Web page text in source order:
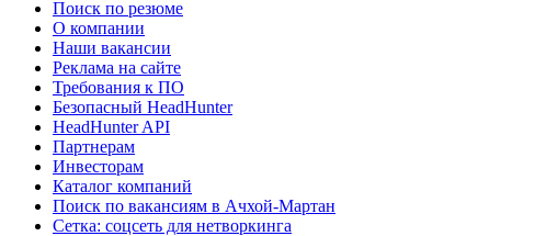
Поиск по резюме
О компании
Наши вакансии
Реклама на сайте
Требования к ПО
Безопасный HeadHunter
HeadHunter API
Партнерам
Инвесторам
Каталог компаний
Поиск по вакансиям в Ачхой-Мартан
Сетка: соцсеть для нетворкинга